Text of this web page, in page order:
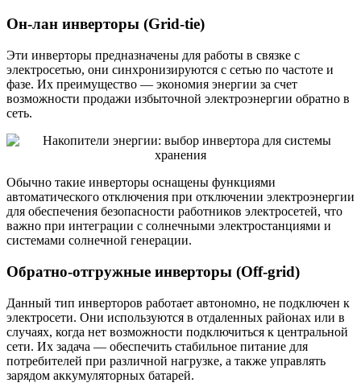
Он-лан инверторы (Grid-tie)
Эти инверторы предназначены для работы в связке с
электросетью, они синхронизируются с сетью по частоте и
фазе. Их преимущество — экономия энергии за счет
возможности продажи избыточной электроэнергии обратно в
сеть.
Обычно такие инверторы оснащены функциями
автоматического отключения при отключении электроэнергии
для обеспечения безопасности работников электросетей, что
важно при интеграции с солнечными электростанциями и
системами солнечной генерации.
Обратно-отгружные инверторы (Off-grid)
Данный тип инверторов работает автономно, не подключен к
электросети. Они используются в отдаленных районах или в
случаях, когда нет возможности подключиться к центральной
сети. Их задача — обеспечить стабильное питание для
потребителей при различной нагрузке, а также управлять
зарядом аккумуляторных батарей.